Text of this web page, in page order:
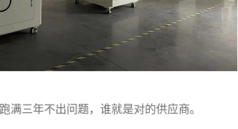
满三年不出问题，谁就是对的供应商。